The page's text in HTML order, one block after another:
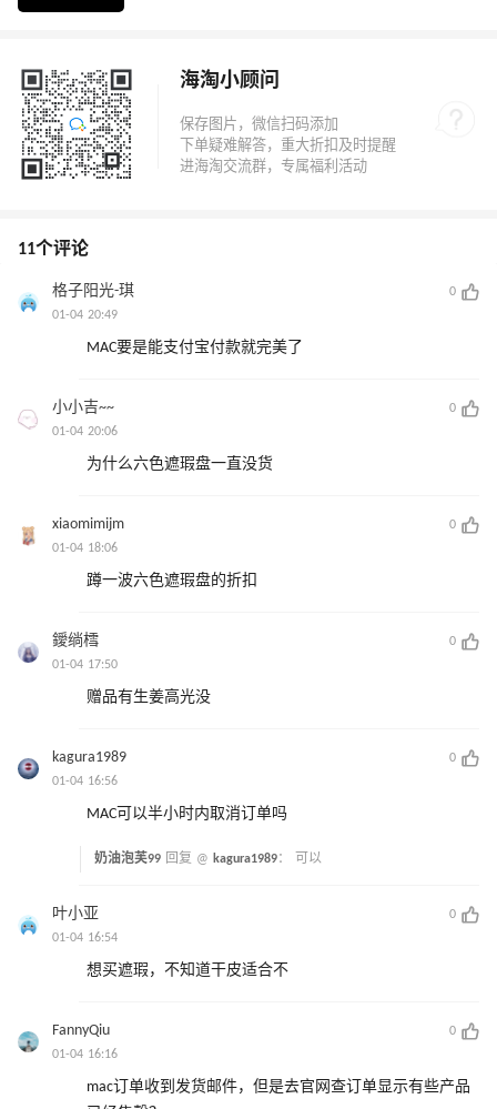
海淘小顾问
11个评论
格子阳光-琪
0
01-04 20:49
MAC要是能支付宝付款就完美了
小小吉~~
0
01-04 20:06
为什么六色遮瑕盘一直没货
xiaomimijm
0
01-04 18:06
蹲一波六色遮瑕盘的折扣
鑀绱樰
0
01-04 17:50
赠品有生姜高光没
kagura1989
0
01-04 16:56
MAC可以半小时内取消订单吗
奶油泡芙99 回复 @ kagura1989： 可以
叶小亚
0
01-04 16:54
想买遮瑕，不知道干皮适合不
FannyQiu
0
01-04 16:16
mac订单收到发货邮件，但是去官网查订单显示有些产品